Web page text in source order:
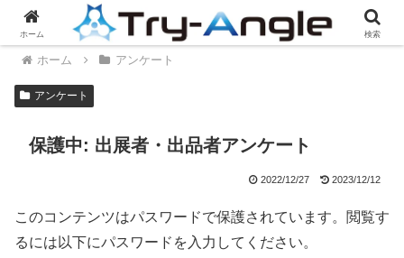
ホーム アンケート
アンケート
保護中: 出展者・出品者アンケート
2022/12/27 2023/12/12
このコンテンツはパスワードで保護されています。閲覧す
るには以下にパスワードを入力してください。
ホーム 検索